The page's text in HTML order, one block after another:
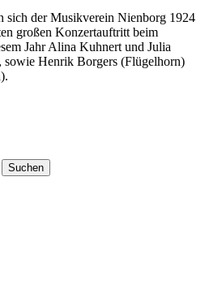
sich der Musikverein Nienborg 1924
großen Konzertauftritt beim
Jahr Alina Kuhnert und Julia
sowie Henrik Borgers (Flügelhorn)